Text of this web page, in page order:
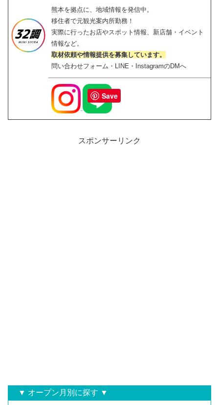
熊本を拠点に、地域情報を発信中。
移住者で元観光案内所勤務！
実際に行ったお店やスポット情報、新店舗・イベント
情報など。
取材依頼や情報提供を募集しています。
問い合わせフォーム・LINE・InstagramのDMへ
スポンサーリンク
▼ オープン月別に探す ▼
Save